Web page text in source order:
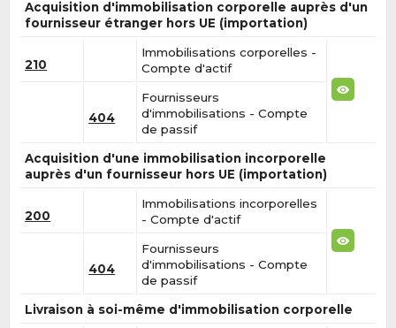
Acquisition d'immobilisation corporelle auprès d'un
fournisseur étranger hors UE (importation)
210
Immobilisations corporelles -
Compte d'actif
404
Fournisseurs
d'immobilisations - Compte
de passif
Acquisition d'une immobilisation incorporelle
auprès d'un fournisseur hors UE (importation)
200
Immobilisations incorporelles
- Compte d'actif
404
Fournisseurs
d'immobilisations - Compte
de passif
Livraison à soi-même d'immobilisation corporelle